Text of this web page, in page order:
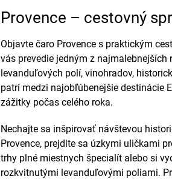
Provence – cestovný
Objavte čaro Provence s praktickým
vás prevedie jedným z najmalebnejších
levanduľových polí, vinohradov,
patrí medzi najobľúbenejšie destinácie
zážitky počas celého roka.
Nechajte sa inšpirovať návštevou
Provence, prejdite sa úzkymi uličkami
trhy plné miestnych špecialít alebo si
rozkvitnutými levanduľovými poliami.